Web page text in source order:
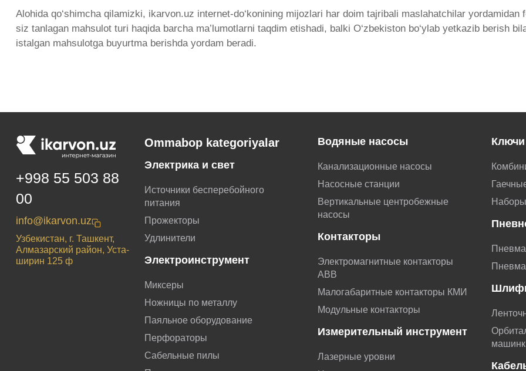
Alohida qo‘shimcha qilamizki, ikarvon.uz internet-do‘konining mijozlari har doim tajribali maslahatchilar
siz tanlagan mahsulot turi haqida barcha ma’lumotlarni taqdim etishadi, balki O‘zbekiston bo‘ylab yetkazib berish
istalgan mahsulotga buyurtma berishda yordam beradi.
+998 55 503 88
00
info@ikarvon.uz
Узбекистан, г. Ташкент,
Алмазарский район, Уста-
ширин 125 ф
Ommabop kategoriyalar
Электрика и свет
Источники бесперебойного
питания
Прожекторы
Удлинители
Электроинструмент
Миксеры
Ножницы по металлу
Паяльное оборудование
Перфораторы
Сабельные пилы
Водяные насосы
Канализационные насосы
Насосные станции
Вертикальные центробежные
насосы
Контакторы
Электромагнитные контакторы
АВВ
Малогабаритные контакторы КМИ
Модульные контакторы
Измерительный инструмент
Лазерные уровни
Ключи